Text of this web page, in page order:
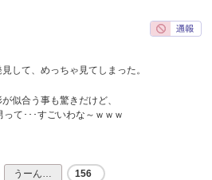
して、めっちゃ見てしまった。
似合う事も驚きだけど、
て･･･すごいわな～ｗｗｗ
うーん… 156